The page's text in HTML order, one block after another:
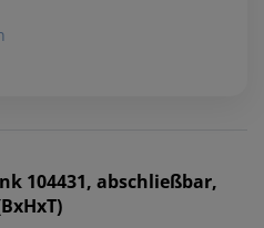
104431, abschließbar,